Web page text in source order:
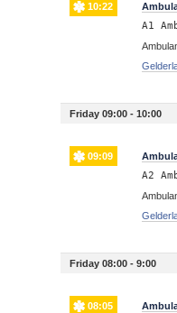
10:22
A1
Friday 09:00 - 10:00
09:09
A2
Friday 08:00 - 9:00
08:05